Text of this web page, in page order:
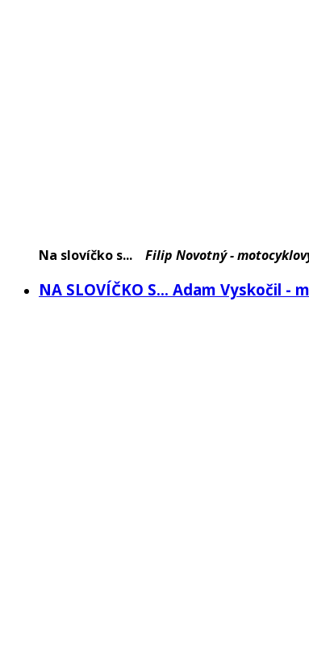
Na slovíčko s... Filip Novotný -
NA SLOVÍČKO S... Adam Vyskočil